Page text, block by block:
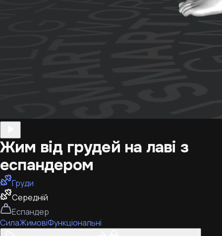
Жим від грудей на лаві з
еспандером
Груди
Середній
Еспандер
СилаЖимовіФункціональні